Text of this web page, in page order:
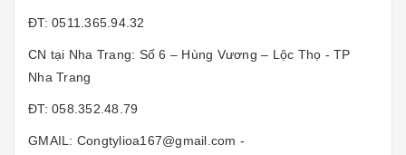
ĐT: 0511.365.94.32
CN tại Nha Trang: Số 6 – Hùng Vương – Lộc Thọ - TP
Nha Trang
ĐT: 058.352.48.79
GMAIL: Congtylioa167@gmail.com -